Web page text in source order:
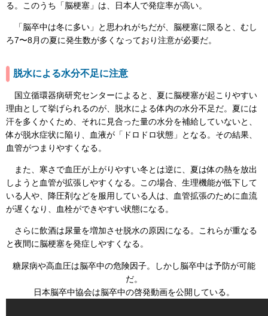
る。このうち「脳梗塞」は、日本人で発症率が高い。
「脳卒中は冬に多い」と思われがちだが、脳梗塞に限ると、むし
ろ7〜8月の夏に発生数が多くなっており注意が必要だ。
脱水による水分不足に注意
国立循環器病研究センターによると、夏に脳梗塞が起こりやすい
理由として挙げられるのが、脱水による体内の水分不足だ。夏には
汗を多くかくため、それに見合った量の水分を補給していないと、
体が脱水症状に陥り、血液が「ドロドロ状態」となる。その結果、
血管がつまりやすくなる。
また、寒さで血圧が上がりやすい冬とは逆に、夏は体の熱を放出
しようと血管が拡張しやすくなる。この場合、生理機能が低下して
いる人や、降圧剤などを服用している人は、血管拡張のために血流
が遅くなり、血栓ができやすい状態になる。
さらに飲酒は尿量を増加させ脱水の原因になる。これらが重なる
と夜間に脳梗塞を発症しやすくなる。
糖尿病や高血圧は脳卒中の危険因子。しかし脳卒中は予防が可能
だ。
日本脳卒中協会は脳卒中の啓発動画を公開している。